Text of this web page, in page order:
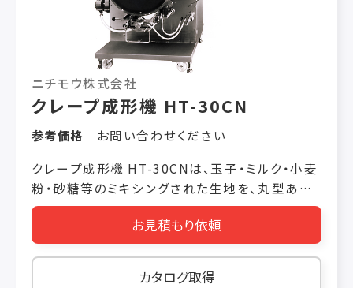
ニチモウ株式会社
クレープ成形機 HT-30CN
参考価格
お問い合わせください
クレープ成形機 HT-30CNは、玉子・ミルク・小麦
粉・砂糖等のミキシングされた生地を、丸型ある
いは帯状に焼き上げます。 ホッパー投入された生
地をギヤーポンプによって、生地タンクに送り込
みます。その生地を、転写ドラムが回転しながら
すくい上げ、加熱ドラムに薄く均一に張り付けて
お見積もり依頼
カタログ取得